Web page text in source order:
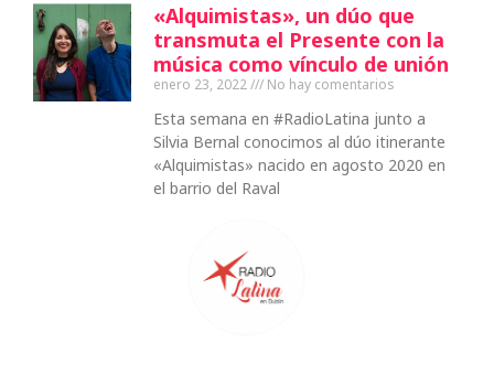
«Alquimistas», un dúo que
transmuta el Presente con la
música como vínculo de unión
enero 23, 2022 No hay comentarios
Esta semana en #RadioLatina junto a
Silvia Bernal conocimos al dúo itinerante
«Alquimistas» nacido en agosto 2020 en
el barrio del Raval